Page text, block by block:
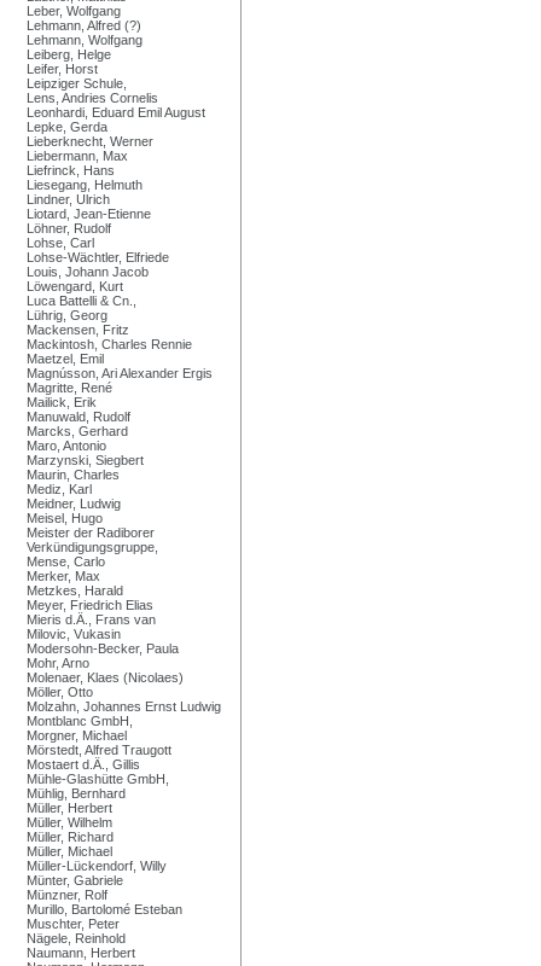
Leber, Wolfgang
Lehmann, Alfred (?)
Lehmann, Wolfgang
Leiberg, Helge
Leifer, Horst
Leipziger Schule,
Lens, Andries Cornelis
Leonhardi, Eduard Emil August
Lepke, Gerda
Lieberknecht, Werner
Liebermann, Max
Liefrinck, Hans
Liesegang, Helmuth
Lindner, Ulrich
Liotard, Jean-Etienne
Löhner, Rudolf
Lohse, Carl
Lohse-Wächtler, Elfriede
Louis, Johann Jacob
Löwengard, Kurt
Luca Battelli & Cn.,
Lührig, Georg
Mackensen, Fritz
Mackintosh, Charles Rennie
Maetzel, Emil
Magnússon, Ari Alexander Ergis
Magritte, René
Mailick, Erik
Manuwald, Rudolf
Marcks, Gerhard
Maro, Antonio
Marzynski, Siegbert
Maurin, Charles
Mediz, Karl
Meidner, Ludwig
Meisel, Hugo
Meister der Radiborer
Verkündigungsgruppe,
Mense, Carlo
Merker, Max
Metzkes, Harald
Meyer, Friedrich Elias
Mieris d.Ä., Frans van
Milovic, Vukasin
Modersohn-Becker, Paula
Mohr, Arno
Molenaer, Klaes (Nicolaes)
Möller, Otto
Molzahn, Johannes Ernst Ludwig
Montblanc GmbH,
Morgner, Michael
Mörstedt, Alfred Traugott
Mostaert d.Ä., Gillis
Mühle-Glashütte GmbH,
Mühlig, Bernhard
Müller, Herbert
Müller, Wilhelm
Müller, Richard
Müller, Michael
Müller-Lückendorf, Willy
Münter, Gabriele
Münzner, Rolf
Murillo, Bartolomé Esteban
Muschter, Peter
Nägele, Reinhold
Naumann, Herbert